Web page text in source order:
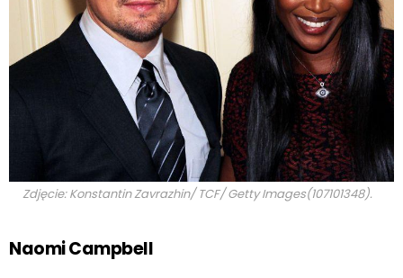
Zdjęcie: Konstantin Zavrazhin/ TCF/ Getty Images(107101348).
Naomi Campbell